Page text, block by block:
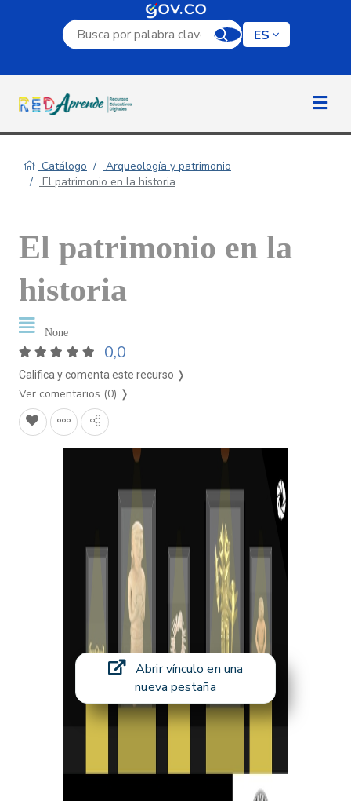
Campo de búsqueda por palabra clave
ES
Catálogo
Arqueología y patrimonio
El patrimonio en la historia
El patrimonio en la
historia
None
0,0
Califica y comenta este recurso ❭
Ver comentarios (0) ❭
Abrir vínculo en una
nueva pestaña